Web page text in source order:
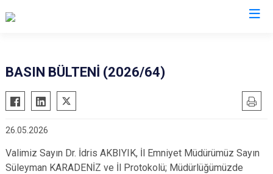
BASIN BÜLTENİ (2026/64)
26.05.2026
Valimiz Sayın Dr. İdris AKBIYIK, İl Emniyet Müdürümüz Sayın
Süleyman KARADENİZ ve İl Protokolü; Müdürlüğümüzde